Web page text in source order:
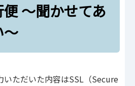
～聞かせてあ
～
ただいた内容はSSL（Secure